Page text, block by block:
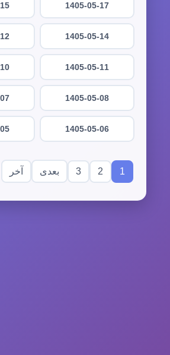
1405-05-17
1405-05-14
1405-05-11
1405-05-08
1405-05-06
1
2
3 بعدی آخر